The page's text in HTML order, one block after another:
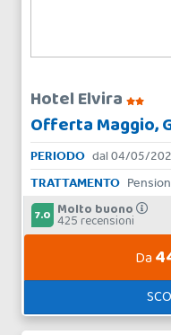
Hotel Elvira
Offerta Maggio,
PERIODO dal 04/05/
TRATTAMENTO
7.0 Molto buono
425 recensioni
Da